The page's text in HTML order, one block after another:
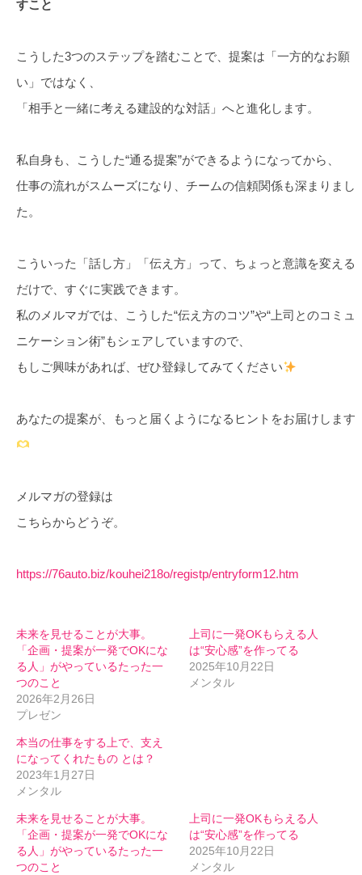
すこと
こうした3つのステップを踏むことで、提案は「一方的なお願
い」ではなく、
「相手と一緒に考える建設的な対話」へと進化します。
私自身も、こうした“通る提案”ができるようになってから、
仕事の流れがスムーズになり、チームの信頼関係も深まりまし
た。
こういった「話し方」「伝え方」って、ちょっと意識を変える
だけで、すぐに実践できます。
私のメルマガでは、こうした“伝え方のコツ”や“上司とのコミュ
ニケーション術”もシェアしていますので、
もしご興味があれば、ぜひ登録してみてください
あなたの提案が、もっと届くようになるヒントをお届けします
メルマガの登録は
こちらからどうぞ。
https://76auto.biz/kouhei218o/registp/entryform12.htm
未来を見せることが大事。
「企画・提案が一発でOKにな
る人」がやっているたった一
つのこと
2026年2月26日
プレゼン
上司に一発OKもらえる人
は“安心感”を作ってる
2025年10月22日
メンタル
本当の仕事をする上で、支え
になってくれたもの とは？
2023年1月27日
メンタル
未来を見せることが大事。
「企画・提案が一発でOKにな
る人」がやっているたった一
つのこと
上司に一発OKもらえる人
は“安心感”を作ってる
2025年10月22日
メンタル